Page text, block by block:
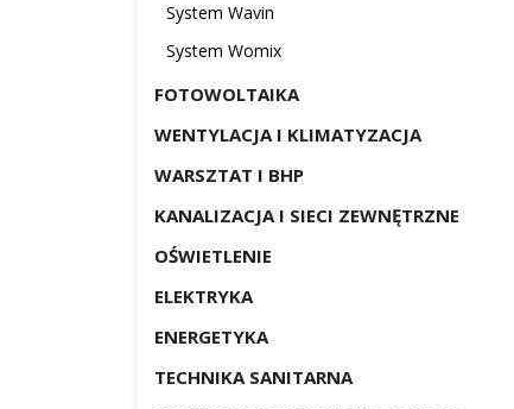
System Wavin
System Womix
FOTOWOLTAIKA
WENTYLACJA I KLIMATYZACJA
WARSZTAT I BHP
KANALIZACJA I SIECI ZEWNĘTRZNE
OŚWIETLENIE
ELEKTRYKA
ENERGETYKA
TECHNIKA SANITARNA